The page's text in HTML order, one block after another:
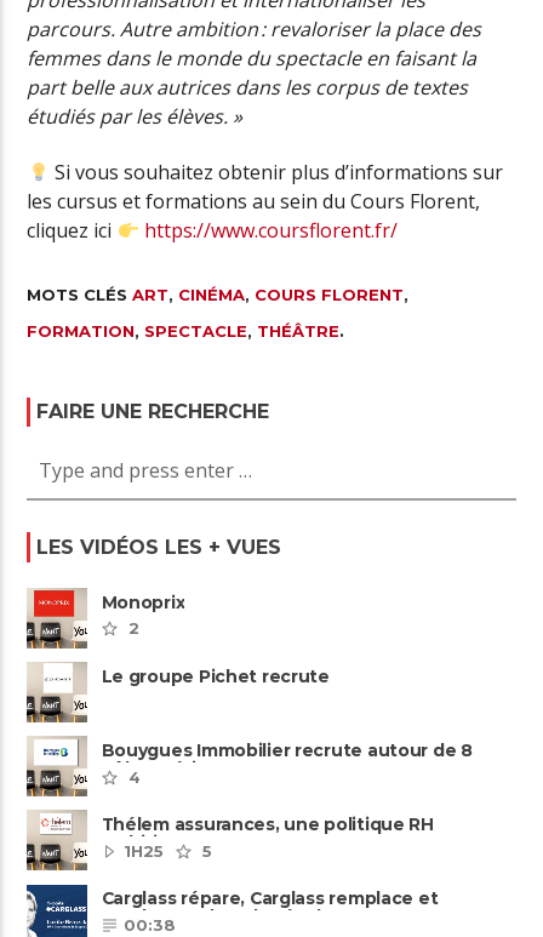
parcours. Autre ambition : revaloriser la place des
femmes dans le monde du spectacle en faisant la
part belle aux autrices dans les corpus de textes
étudiés par les élèves. »
Si vous souhaitez obtenir plus d’informations sur
les cursus et formations au sein du Cours Florent,
cliquez ici
https://www.coursflorent.fr/
MOTS CLÉSART, CINÉMA, COURS FLORENT,
FORMATION, SPECTACLE, THÉÂTRE.
FAIRE UNE RECHERCHE
LES VIDÉOS LES + VUES
Monoprix
2
Le groupe Pichet recrute
Bouygues Immobilier recrute autour de 8
pôles métiers
4
Thélem assurances, une politique RH
ambitieuse
1H25 5
Carglass répare, Carglass remplace et
Carglass embauche également.
00:38